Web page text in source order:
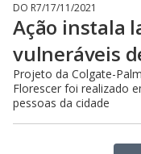
DO R7/17/11/2021
Ação instala
vulneráveis
Projeto da Colgate-
Florescer foi realizado
pessoas da cidade